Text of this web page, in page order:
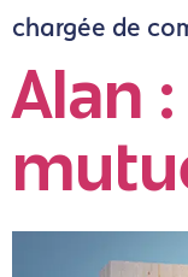
chargée de
Alan :